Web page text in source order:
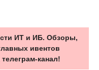
ИТ и ИБ. Обзоры,
ивентов
канал!